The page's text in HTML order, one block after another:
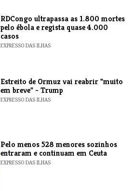
RDCongo ultrapassa as 1.800 mortes
pelo ébola e regista quase 4.000
casos
EXPRESSO DAS ILHAS
Estreito de Ormuz vai reabrir "muito
em breve" - Trump
EXPRESSO DAS ILHAS
Pelo menos 528 menores sozinhos
entraram e continuam em Ceuta
EXPRESSO DAS ILHAS